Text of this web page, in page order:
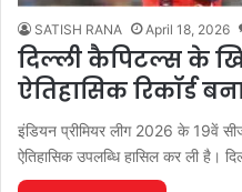
SATISH RANA April 18, 2026
दिल्ली कैपिटल्स के
ऐतिहासिक रिकॉर्ड
इंडियन प्रीमियर लीग 2026 के 19वें
ऐतिहासिक उपलब्धि हासिल कर ली है।